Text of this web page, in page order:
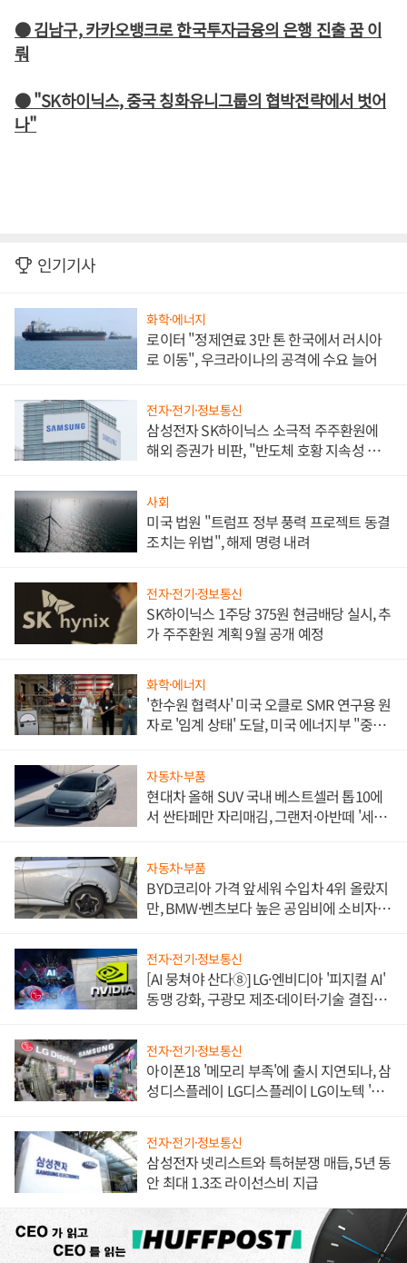
● 김남구, 카카오뱅크로 한국투자금융의 은행 진출 꿈 이
뤄
● "SK하이닉스, 중국 칭화유니그룹의 협박전략에서 벗어
나"
인기기사
화학·에너지
로이터 "정제연료 3만 톤 한국에서 러시아
로 이동", 우크라이나의 공격에 수요 늘어
전자·전기·정보통신
삼성전자 SK하이닉스 소극적 주주환원에
해외 증권가 비판, "반도체 호황 지속성 의
사회
미국 법원 "트럼프 정부 풍력 프로젝트 동결
조치는 위법", 해제 명령 내려
전자·전기·정보통신
SK하이닉스 1주당 375원 현금배당 실시, 추
가 주주환원 계획 9월 공개 예정
화학·에너지
'한수원 협력사' 미국 오클로 SMR 연구용 원
자로 '임계 상태' 도달, 미국 에너지부 "중요
자동차·부품
현대차 올해 SUV 국내 베스트셀러 톱10에
서 싼타페만 자리매김, 그랜저·아반떼 '세단
자동차·부품
BYD코리아 가격 앞세워 수입차 4위 올랐지
만, BMW·벤츠보다 높은 공임비에 소비자
전자·전기·정보통신
[AI 뭉쳐야 산다⑧] LG·엔비디아 '피지컬 AI'
동맹 강화, 구광모 제조·데이터·기술 결집
전자·전기·정보통신
아이폰18 '메모리 부족'에 출시 지연되나, 삼
성디스플레이 LG디스플레이 LG이노텍 '탈
전자·전기·정보통신
삼성전자 넷리스트와 특허분쟁 매듭, 5년 동
안 최대 1.3조 라이선스비 지급